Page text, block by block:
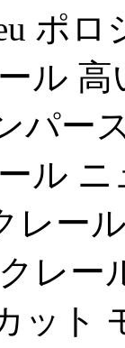
ポ
ル
パー
ル
レー
レ
ット